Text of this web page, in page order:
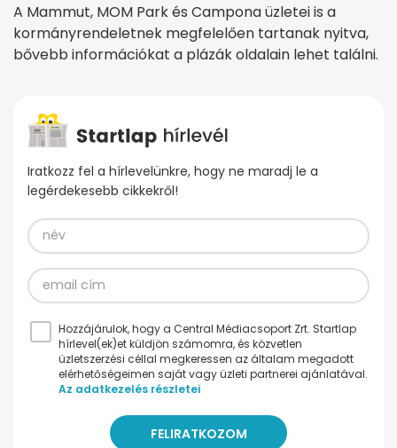
A Mammut, MOM Park és Campona üzletei is a
kormányrendeletnek megfelelően tartanak nyitva,
bővebb információkat a plázák oldalain lehet találni.
Iratkozz fel a hírlevelünkre, hogy ne maradj le a
legérdekesebb cikkekről!
Hozzájárulok, hogy a Central Médiacsoport Zrt. Startlap
hírlevel(ek)et küldjön számomra, és közvetlen
üzletszerzési céllal megkeressen az általam megadott
elérhetőségeimen saját vagy üzleti partnerei ajánlatával.
Az adatkezelés részletei